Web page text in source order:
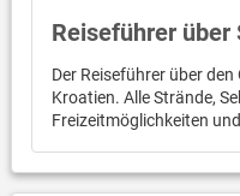
Reiseführer über
Der Reiseführer über
Kroatien. Alle Strände,
Freizeitmöglichkeiten